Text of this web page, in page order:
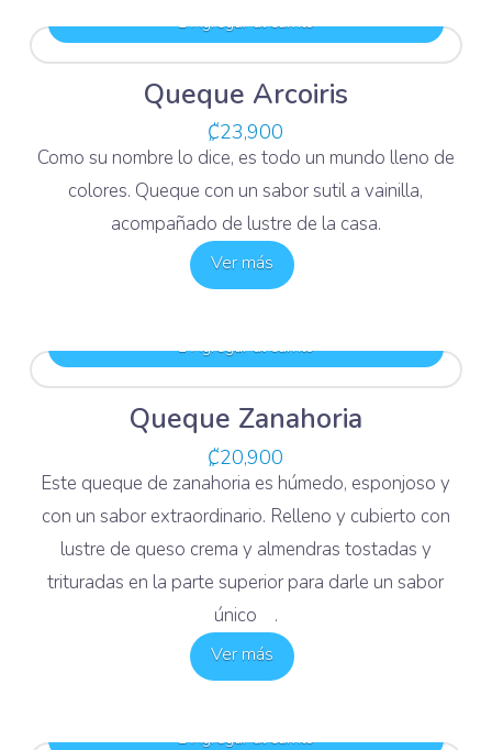
Queque Arcoiris
₡23,900
Como su nombre lo dice, es todo un mundo lleno de
colores. Queque con un sabor sutil a vainilla,
acompañado de lustre de la casa.
Agregar al carrito
Ver más
Queque Zanahoria
₡20,900
Este queque de zanahoria es húmedo, esponjoso y
con un sabor extraordinario. Relleno y cubierto con
lustre de queso crema y almendras tostadas y
trituradas en la parte superior para darle un sabor
único .
Agregar al carrito
Ver más
Agregar al carrito